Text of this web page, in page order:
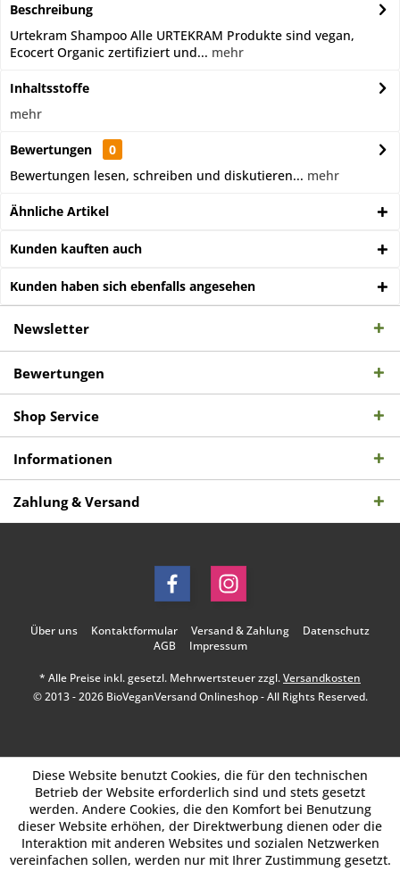
Beschreibung
Urtekram Shampoo Alle URTEKRAM Produkte sind vegan,
Ecocert Organic zertifiziert und... mehr
Inhaltsstoffe
mehr
Bewertungen
0
Bewertungen lesen, schreiben und diskutieren... mehr
Ähnliche Artikel
Kunden kauften auch
Kunden haben sich ebenfalls angesehen
Newsletter
Bewertungen
Shop Service
Informationen
Zahlung & Versand
Über uns Kontaktformular Versand & Zahlung
Datenschutz
AGB
Impressum
* Alle Preise inkl. gesetzl. Mehrwertsteuer zzgl.Versandkosten
© 2013 - 2026 BioVeganVersand Onlineshop - All Rights Reserved.
Diese Website benutzt Cookies, die für den technischen
Betrieb der Website erforderlich sind und stets gesetzt
werden. Andere Cookies, die den Komfort bei Benutzung
dieser Website erhöhen, der Direktwerbung dienen oder die
Interaktion mit anderen Websites und sozialen Netzwerken
vereinfachen sollen, werden nur mit Ihrer Zustimmung gesetzt.